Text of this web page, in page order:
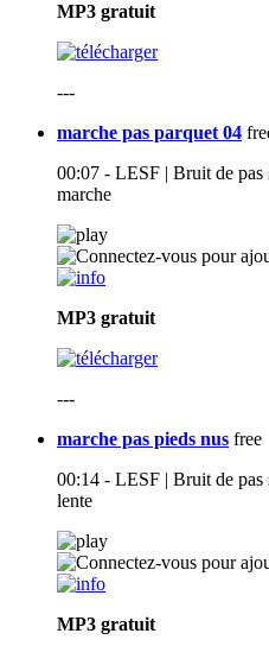
MP3 gratuit
---
marche pas parquet 04
00:07 - LESF | Bruit de pas
marche
MP3 gratuit
---
marche pas pieds nus free
00:14 - LESF | Bruit de pas
lente
MP3 gratuit